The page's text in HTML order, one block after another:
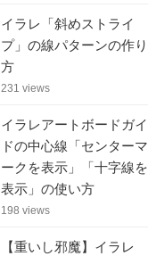
イラレ「斜めストライ
プ」の線パターンの作り
方
231 views
イラレアートボードガイ
ドの中心線「センターマ
ークを表示」「十字線を
表示」の使い方
198 views
【重いし邪魔】イラレ